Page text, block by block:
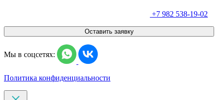
+7 982 538-19-02
Оставить заявку
Мы в соцсетях:
Политика конфиденциальности